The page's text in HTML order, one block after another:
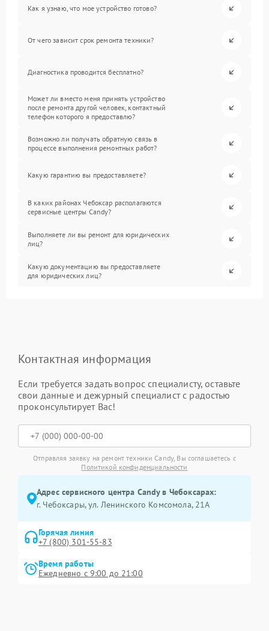
Как я узнаю, что мое устройство готово?
От чего зависит срок ремонта техники?
Диагностика проводится бесплатно?
Может ли вместо меня принять устройство
после ремонта другой человек, контактный
телефон которого я предоставлю?
Возможно ли получать обратную связь в
процессе выполнения ремонтных работ?
Какую гарантию вы предоставляете?
В каких районах Чебоксар располагаются
сервисные центры Candy?
Выполняете ли вы ремонт для юридических
лиц?
Какую документацию вы предоставляете
для юридических лиц?
Контактная информация
Если требуется задать вопрос специалисту, оставьте
свои данные и дежурный специалист с радостью
проконсультирует Вас!
Отправляя заявку на ремонт техники Candy, Вы соглашаетесь с
Политикой конфиденциальности
Адрес сервисного центра Candy в Чебоксарах:
г. Чебоксары, ул. Ленинского Комсомола, 21А
Горячая линия
+7 (800) 301-55-83
Время работы
Ежедневно с 9:00 до 21:00